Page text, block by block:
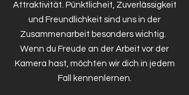
Attraktivität. Pünktlicheit, Zuverlässigkeit
und Freundlichkeit sind uns in der
Zusammenarbeit besonders wichtig.
Wenn du Freude an der Arbeit vor der
Kamera hast, möchten wir dich in jedem
Fall kennenlernen.